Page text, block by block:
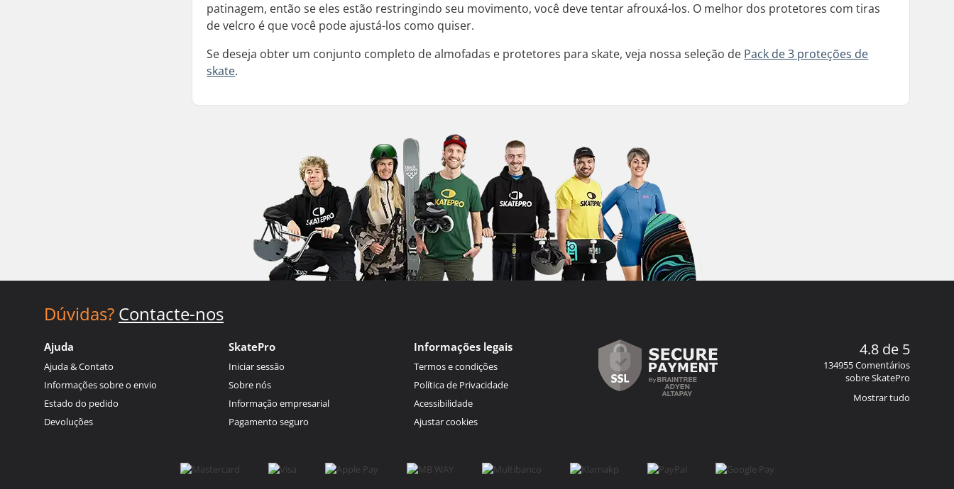
patinagem, então se eles estão restringindo seu movimento, você deve tentar afrouxá-los. O melhor dos protetores com tiras
de velcro é que você pode ajustá-los como quiser.
Se deseja obter um conjunto completo de almofadas e protetores para skate, veja nossa seleção de Pack de 3 proteções de
skate.
Dúvidas? Contacte-nos
Ajuda
Ajuda & Contato
Informações sobre o envio
Estado do pedido
Devoluções
SkatePro
Iniciar sessão
Sobre nós
Informação empresarial
Pagamento seguro
Informações legais
Termos e condições
Política de Privacidade
Acessibilidade
Ajustar cookies
4.8 de 5
134955 Comentários
sobre SkatePro
Mostrar tudo